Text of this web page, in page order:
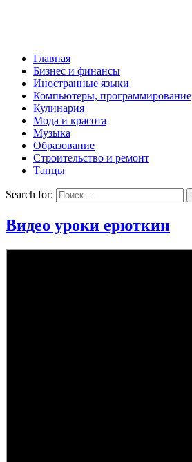
Главная
Бизнес и финансы
Иностранные языки
Компьютеры, программирование
Кулинария
Мода и красота
Музыка
Образование
Строительство и ремонт
Танцы
Search for:
Видео уроки ерюткин